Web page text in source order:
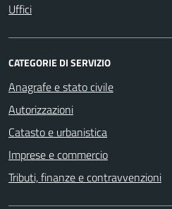
Uffici
CATEGORIE DI SERVIZIO
Anagrafe e stato civile
Autorizzazioni
Catasto e urbanistica
Imprese e commercio
Tributi, finanze e contravvenzioni